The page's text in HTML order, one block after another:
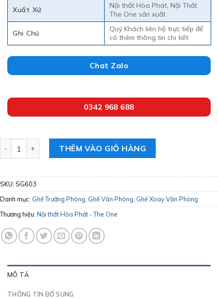
Xuất Xứ
Nội thất Hòa Phát, Nội Thất
The One sản xuất
Ghi Chú
Quý Khách liên hệ trực tiếp để
có thêm thông tin chi tiết
Chat Zalo
0342 968 688
Ghế Văn Phòng The One Hòa Phát SG603 số lượng
THÊM VÀO GIỎ HÀNG
SKU: SG603
Danh mục: Ghế Trưởng Phòng, Ghế Văn Phòng, Ghế Xoay Văn Phòng
Thương hiệu: Nội thất Hòa Phát - The One
MÔ TẢ
THÔNG TIN BỔ SUNG